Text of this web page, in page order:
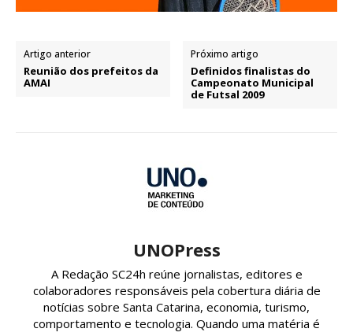
Artigo anterior
Reunião dos prefeitos da
AMAI
Próximo artigo
Definidos finalistas do
Campeonato Municipal
de Futsal 2009
UNOPress
A Redação SC24h reúne jornalistas, editores e
colaboradores responsáveis pela cobertura diária de
notícias sobre Santa Catarina, economia, turismo,
comportamento e tecnologia. Quando uma matéria é